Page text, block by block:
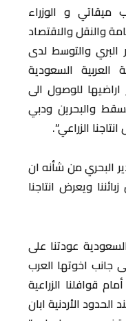
ميقاتي و الوزراء
والنقل والاقتصاد
البري والتوسط لدى
العربية السعودية
اراضيها للوصول الى
والبحرين ودبي
الزراعي”.
البحري من شأنه ان
ويعرض انتاجنا
عودتنا على
جانب اخوتها العرب
قوافلنا الزراعية
الأردنية ابان